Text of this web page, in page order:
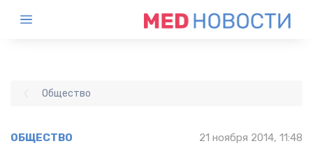
Общество
ОБЩЕСТВО 21 ноября 2014, 11:48